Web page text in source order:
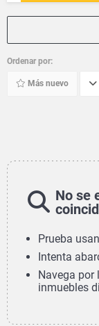
Ordenar por:
Más nuevo
No se
Prueba
Intenta
Navega por
inmuebles